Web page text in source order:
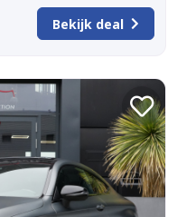
Bekijk deal